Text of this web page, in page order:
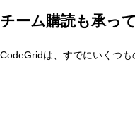
チーム購読も承っ
CodeGridは、すでにいくつも